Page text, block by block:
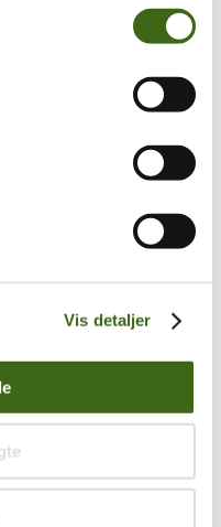
Vis detaljer